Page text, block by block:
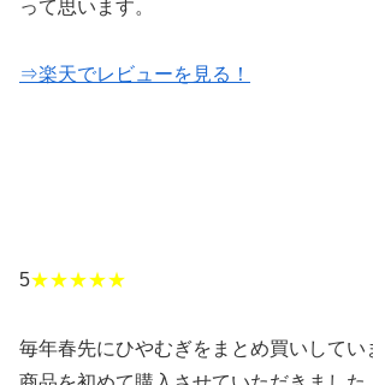
って思います。
⇒楽天でレビューを見る！
5★★★★★
毎年春先にひやむぎをまとめ買いしてい